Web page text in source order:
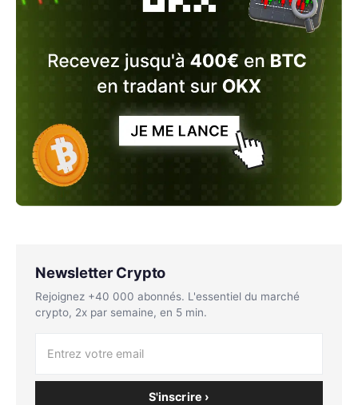
Newsletter Crypto
Rejoignez +40 000 abonnés. L'essentiel du marché
crypto, 2x par semaine, en 5 min.
S'inscrire ›